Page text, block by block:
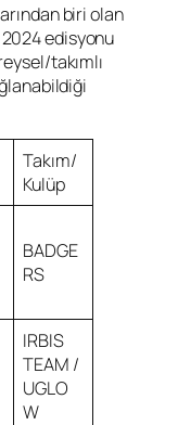
biri olan
edisyonu
takımlı
Takım/
Kulüp
BADGE
RS
IRBIS
TEAM /
UGLO
W